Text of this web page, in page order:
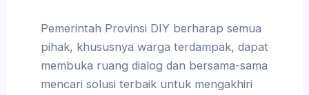
Pemerintah Provinsi DIY berharap semua
pihak, khususnya warga terdampak, dapat
membuka ruang dialog dan bersama-sama
mencari solusi terbaik untuk mengakhiri